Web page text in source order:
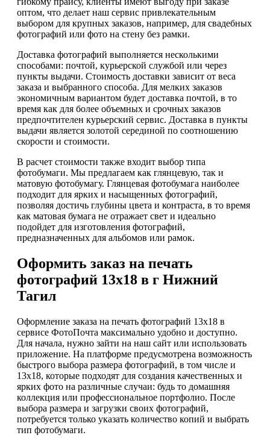
оптом, что делает наш сервис привлекательным
выбором для крупных заказов, например, для свадебных
фотографий или фото на стену без рамки.
Доставка фотографий выполняется несколькими
способами: почтой, курьерской службой или через
пункты выдачи. Стоимость доставки зависит от веса
заказа и выбранного способа. Для мелких заказов
экономичным вариантом будет доставка почтой, в то
время как для более объемных и срочных заказов
предпочтителен курьерский сервис. Доставка в пункты
выдачи является золотой серединой по соотношению
скорости и стоимости.
В расчет стоимости также входит выбор типа
фотобумаги. Мы предлагаем как глянцевую, так и
матовую фотобумагу. Глянцевая фотобумага наиболее
подходит для ярких и насыщенных фотографий,
позволяя достичь глубины цвета и контраста, в то время
как матовая бумага не отражает свет и идеально
подойдет для изготовления фотографий,
предназначенных для альбомов или рамок.
Оформить заказ на печать
фотографий 13х18 в г Нижний
Тагил
Оформление заказа на печать фотографий 13х18 в
сервисе ФотоПочта максимально удобно и доступно.
Для начала, нужно зайти на наш сайт или использовать
приложение. На платформе предусмотрена возможность
быстрого выбора размера фотографий, в том числе и
13х18, которые подходят для создания качественных и
ярких фото на различные случаи: будь то домашняя
коллекция или профессиональное портфолио. После
выбора размера и загрузки своих фотографий,
потребуется только указать количество копий и выбрать
тип фотобумаги.